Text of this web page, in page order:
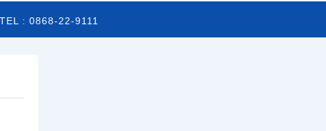
TEL : 0868-22-9111